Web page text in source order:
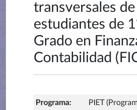
transversales
estudiantes de
Grado en
Contabilidad
Programa:
PIET